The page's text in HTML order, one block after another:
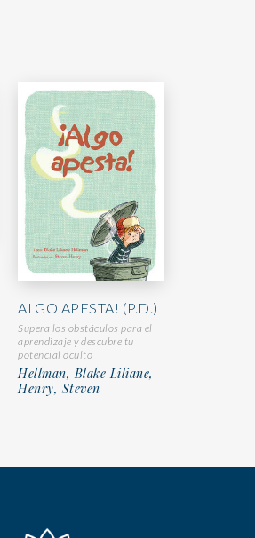
ALGO APESTA! (P.D.)
Supera los obstáculos para el
aprendizaje y descubre tu
potencial oculto
Hellman, Blake Liliane,
Henry, Steven